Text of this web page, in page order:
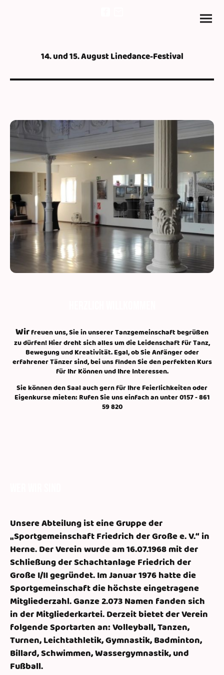
14. und 15. August Linedance-Festival
Wirfreuen uns, Sie in unserer Tanzgemeinschaft begrüßen
zu dürfen! Hier dreht sich alles um die Leidenschaft für Tanz,
Bewegung und Kreativität. Egal, ob Sie Anfänger oder
erfahrener Tänzer sind, bei uns finden Sie den perfekten Kurs
für Ihr Können und Ihre Interessen.
Sie können den Saal auch gern für Ihre Feierlichkeiten oder
Eigenkurse mieten: Rufen Sie uns einfach an unter 0157 - 861
59 820
Unsere Abteilung ist eine Gruppe der
„Sportgemeinschaft Friedrich der Große e. V.“ in
Herne. Der Verein wurde am 16.07.1968 mit der
Schließung der Schachtanlage Friedrich der
Große I/II gegründet. Im Januar 1976 hatte die
Sportgemeinschaft die höchste eingetragene
Mitgliederzahl. Ganze 2.073 Namen fanden sich
in der Mitgliederkartei. Derzeit bietet der Verein
folgende Sportarten an: Volleyball, Tanzen,
Turnen, Leichtathletik, Gymnastik, Badminton,
Billard, Schwimmen, Wassergymnastik, und
Fußball.